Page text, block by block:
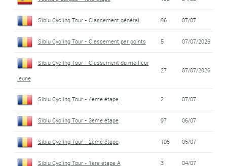
Sibiu Cycling Tour - Classement général 96 07/07
Sibiu Cycling Tour - Classement par points 5 07/07/2026
Sibiu Cycling Tour - Classement du meilleur
jeune
27 07/07/2026
Sibiu Cycling Tour - 4ème étape 2 07/07
Sibiu Cycling Tour - 3ème étape 97 06/07
Sibiu Cycling Tour - 2ème étape 105 05/07
Sibiu Cycling Tour - 1ère étape A 3 04/07